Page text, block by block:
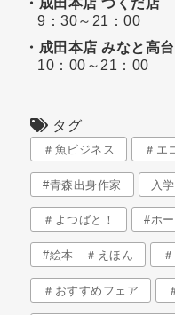
・成田本店 つくだ店
9：30～21：00
・成田本店 みなと高
10：00～21：00
タグ
＃魚ビジネス ＃エ
#青森出身作家 入
＃よつばと！ #ホ
#絵本 ＃えほん
＃おすすめフェア